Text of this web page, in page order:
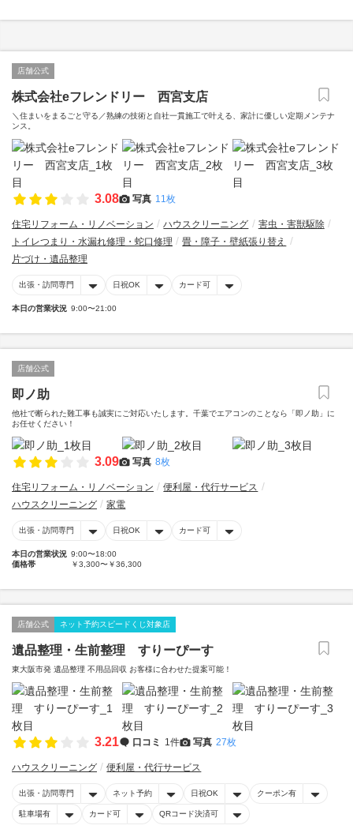
店舗公式
株式会社eフレンドリー 西宮支店
＼住まいをまるごと守る／熟練の技術と自社一貫施工で叶える、家計に優しい定期メンテナ
ンス。
3.08 写真 11枚
住宅リフォーム・リノベーション ハウスクリーニング
害虫・害獣駆除
トイレつまり・水漏れ修理・蛇口修理
畳・障子・壁紙張り替え
片づけ・遺品整理
出張・訪問専門 日祝OK カード可
本日の営業状況 9:00〜21:00
店舗公式
即ノ助
他社で断られた難工事も誠実にご対応いたします。千葉でエアコンのことなら「即ノ助」に
お任せください！
3.09 写真 8枚
住宅リフォーム・リノベーション
便利屋・代行サービス
ハウスクリーニング
家電
出張・訪問専門 日祝OK カード可
本日の営業状況 9:00〜18:00
価格帯
￥3,300〜￥36,300
店舗公式 ネット予約スピードくじ対象店
遺品整理・生前整理 すりーぴーす
東大阪市発 遺品整理 不用品回収 お客様に合わせた提案可能！
3.21 口コミ 1件 写真 27枚
ハウスクリーニング 便利屋・代行サービス
出張・訪問専門 ネット予約 日祝OK クーポン有
駐車場有 カード可 QRコード決済可